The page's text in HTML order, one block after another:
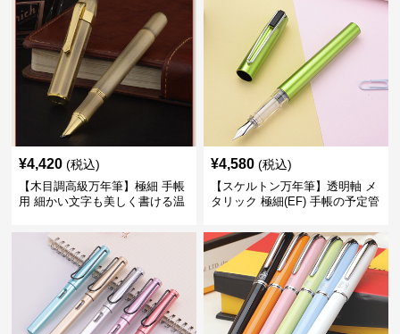
¥4,420 (税込)
【木目調高級万年筆】極細 手帳
用 細かい文字も美しく書ける温
¥4,580 (税込)
【スケルトン万年筆】透明軸 メ
タリック 極細(EF) 手帳の予定管
デザイン